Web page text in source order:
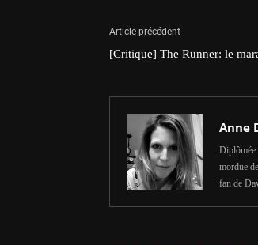
Article précédent
[Critique] The Runner: le
Anne
Diplômée
mordue
fan de